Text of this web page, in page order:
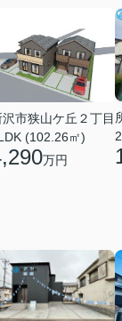
沢市狭山ケ丘２丁目
(102.26㎡)
万円